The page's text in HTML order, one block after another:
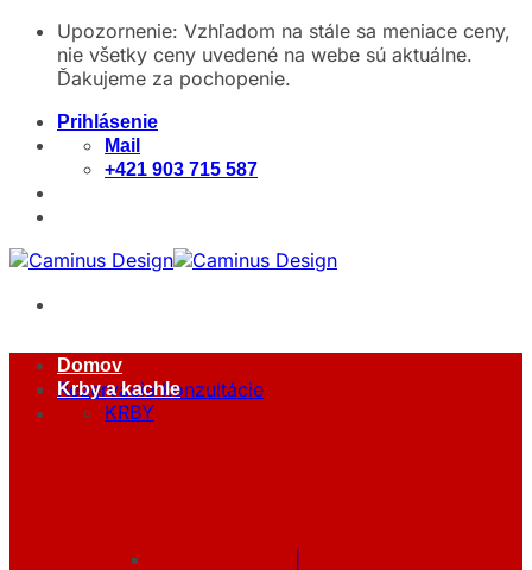
Skip
content
Upozornenie: Vzhľadom na stále sa meniace ceny,
nie všetky ceny uvedené na webe sú aktuálne.
Ďakujeme za pochopenie.
Prihlásenie
Mail
+421 903 715 587
Rezervácia konzultácie
Domov
Krby a kachle
KRBY